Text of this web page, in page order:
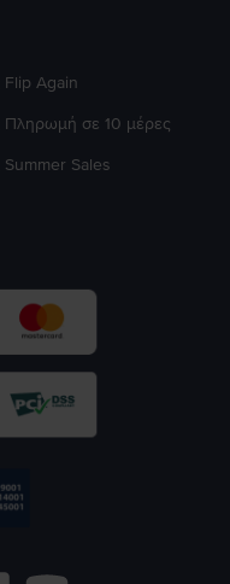
Flip Again
Πληρωμή σε 10 μέρες
Summer Sales